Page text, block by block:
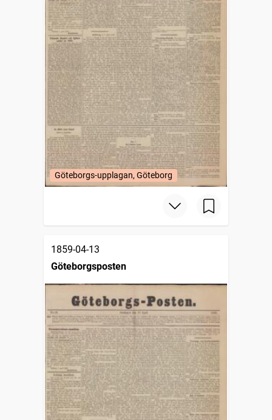
Göteborgs-upplagan, Göteborg
1859-04-13
Göteborgsposten